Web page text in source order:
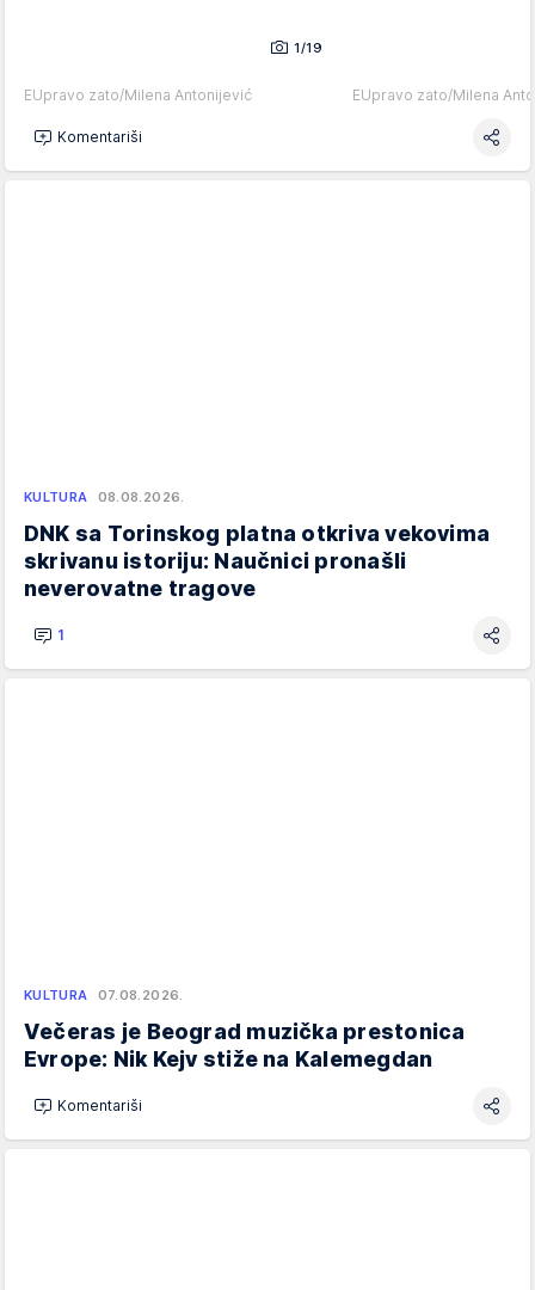
1/19
EUpravo zato/Milena Antonijević EUpravo zato/Milena
Komentariši
KULTURA 08.08.2026.
DNK sa Torinskog platna otkriva vekovima
skrivanu istoriju: Naučnici pronašli
neverovatne tragove
1
KULTURA 07.08.2026.
Večeras je Beograd muzička prestonica
Evrope: Nik Kejv stiže na Kalemegdan
Komentariši